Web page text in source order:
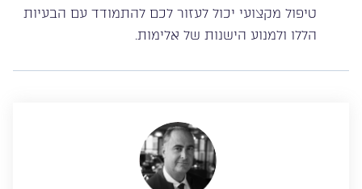
טיפול מקצועי יכול לעזור לכם להתמודד עם הבעיות
הללו ולמנוע הישנות של אלימות.